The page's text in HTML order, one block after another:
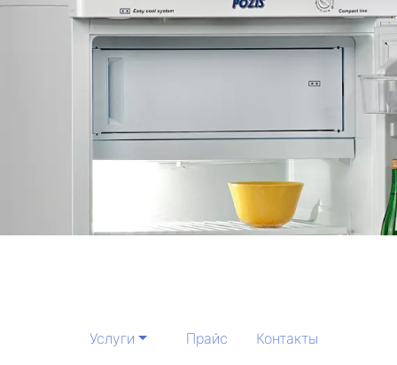
Услуги Прайс
Контакты